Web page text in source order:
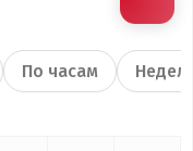
По часам